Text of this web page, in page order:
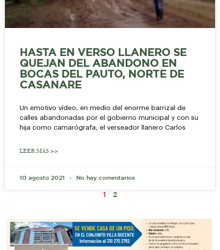
HASTA EN VERSO LLANERO SE
QUEJAN DEL ABANDONO EN
BOCAS DEL PAUTO, NORTE DE
CASANARE
Un emotivo vídeo, en medio del enorme barrizal de
calles abandonadas por el gobierno municipal y con su
hija como camarógrafa, el verseador llanero Carlos
LEER MÁS >>
10 agosto 2021 No hay comentarios
1 2